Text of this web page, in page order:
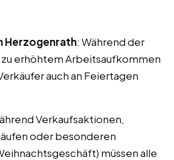
Herzogenrath: Während der
erhöhtem Arbeitsaufkommen
auch an Feiertagen
Verkaufsaktionen,
oder besonderen
müssen alle